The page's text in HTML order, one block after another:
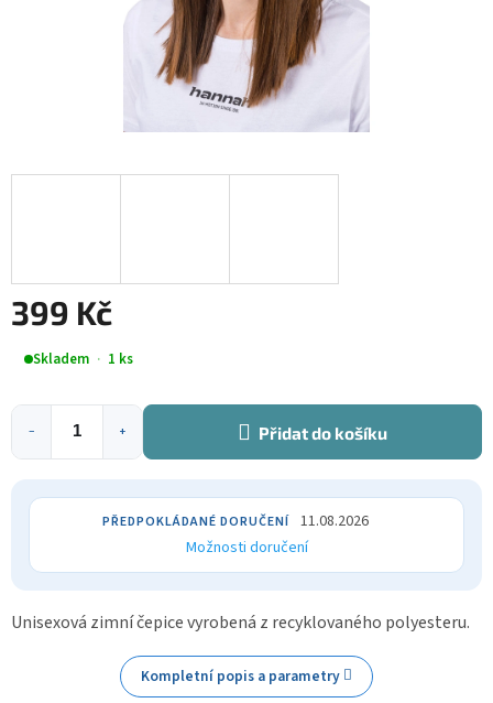
399 Kč
Měrná
cena:
Skladem 1 ks
+
− Přidat do košíku
11.08.2026
Možnosti doručení
Unisexová zimní čepice vyrobená z recyklovaného polyesteru.
Kompletní popis a parametry